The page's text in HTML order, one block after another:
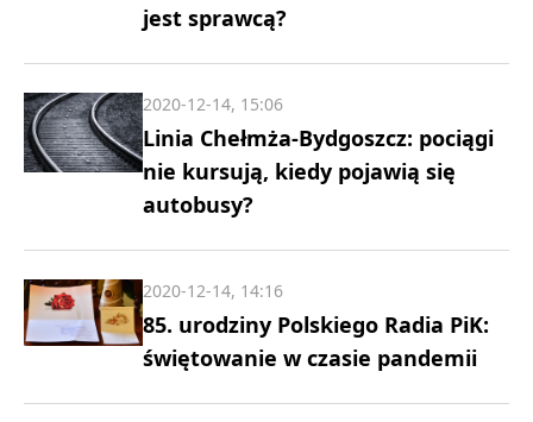
jest sprawcą?
Linia Chełmża-Bydgoszcz: pociągi
nie kursują, kiedy pojawią się
autobusy?
2020-12-14, 15:06
85. urodziny Polskiego Radia PiK:
świętowanie w czasie pandemii
2020-12-14, 14:16